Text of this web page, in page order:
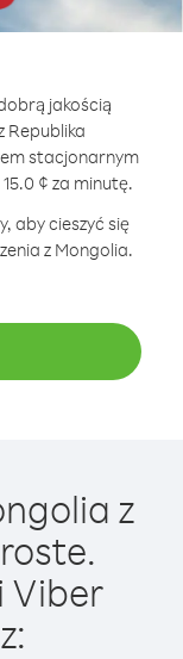
jakością
Republika
stacjonarnym
¢ za minutę.
aby cieszyć się
z Mongolia.
z
Viber